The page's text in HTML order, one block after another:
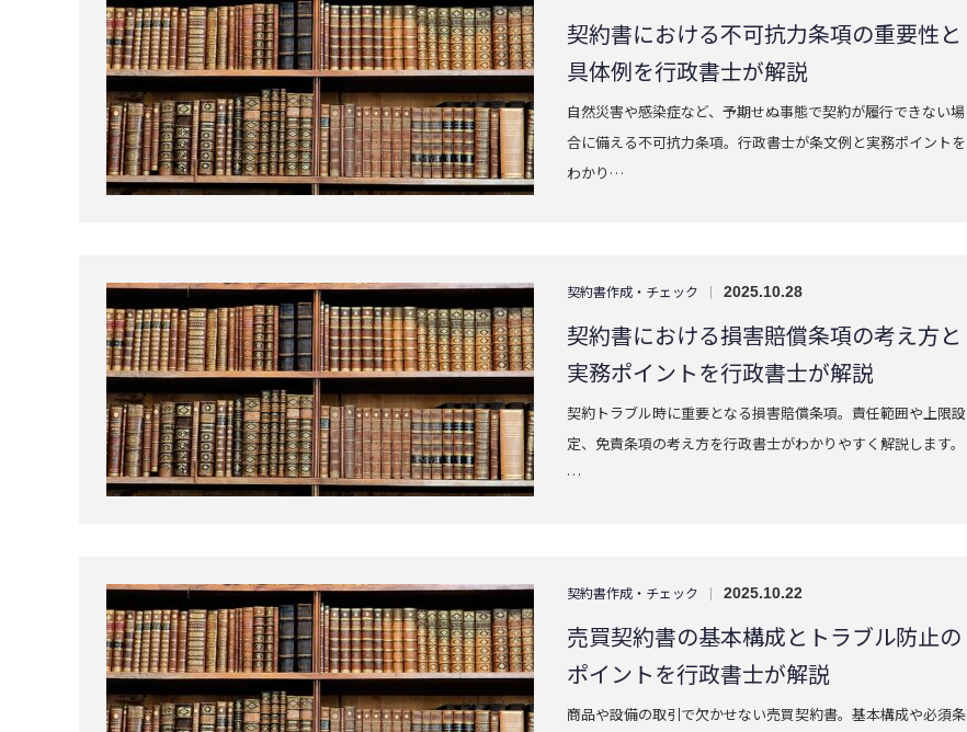
契約書における不可抗力条項の重要性と
具体例を行政書士が解説
自然災害や感染症など、予期せぬ事態で契約が履行できない場
合に備える不可抗力条項。行政書士が条文例と実務ポイントを
わかり…
契約書作成・チェック | 2025.10.28
契約書における損害賠償条項の考え方と
実務ポイントを行政書士が解説
契約トラブル時に重要となる損害賠償条項。責任範囲や上限設
定、免責条項の考え方を行政書士がわかりやすく解説します。
…
契約書作成・チェック | 2025.10.22
売買契約書の基本構成とトラブル防止の
ポイントを行政書士が解説
商品や設備の取引で欠かせない売買契約書。基本構成や必須条